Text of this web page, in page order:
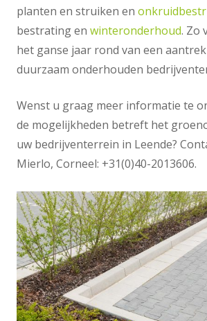
planten en struiken en
bestrating en winteronderhoud. Zo
het ganse jaar rond van een
duurzaam onderhouden
Wenst u graag meer informatie te
de mogelijkheden betreft het
uw bedrijventerrein in Leende?
Mierlo, Corneel: +31(0)40-2013606.